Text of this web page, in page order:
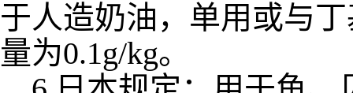
于人造奶油，单用或与
量为0.1g/kg。